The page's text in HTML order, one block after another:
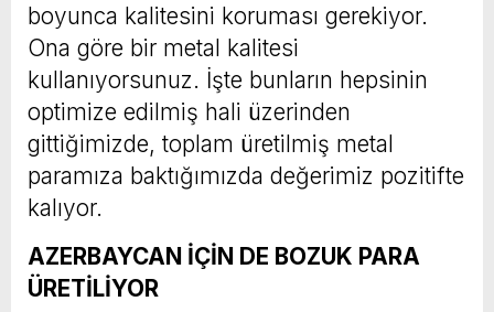
boyunca kalitesini koruması gerekiyor.
Ona göre bir metal kalitesi
kullanıyorsunuz. İşte bunların hepsinin
optimize edilmiş hali üzerinden
gittiğimizde, toplam üretilmiş metal
paramıza baktığımızda değerimiz pozitifte
kalıyor.
AZERBAYCAN İÇİN DE BOZUK PARA
ÜRETİLİYOR